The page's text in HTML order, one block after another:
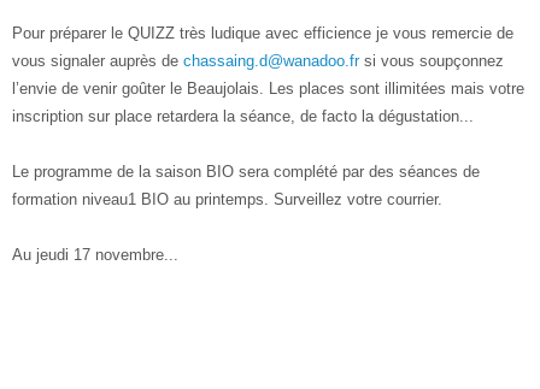
Pour préparer le QUIZZ très ludique avec efficience je vous remercie de
vous signaler auprès de chassaing.d@wanadoo.frsi vous soupçonnez
l’envie de venir goûter le Beaujolais. Les places sont illimitées mais votre
inscription sur place retardera la séance, de facto la dégustation...
Le programme de la saison BIO sera complété par des séances de
formation niveau1 BIO au printemps. Surveillez votre courrier.
Au jeudi 17 novembre...